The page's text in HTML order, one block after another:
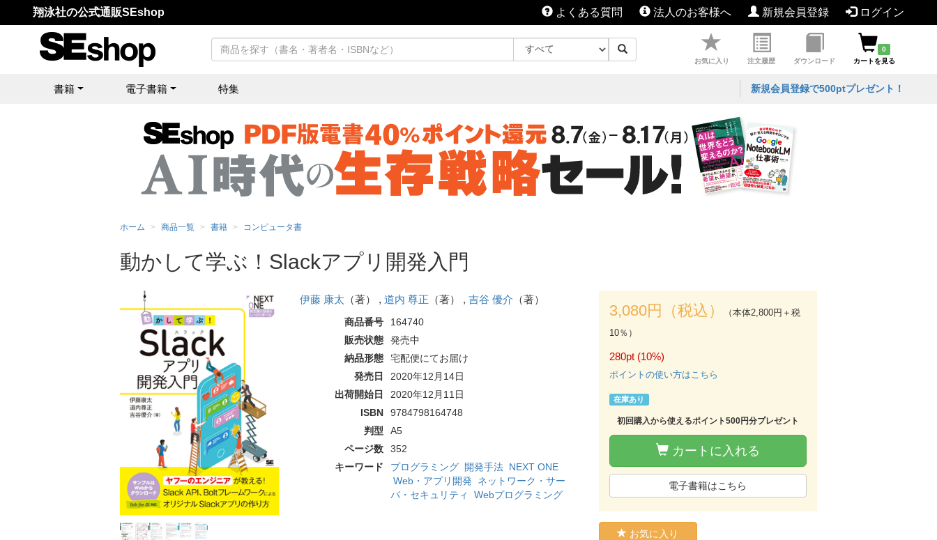
翔泳社の公式通販SEshop よくある質問 法人のお客様へ 新規会員登録 ログイン
お気に入り 注文履歴 ダウンロード
0
カートを見る
書籍 電子書籍 特集 新規会員登録で500ptプレゼント！
ホーム 商品一覧 書籍 コンピュータ書
動かして学ぶ！Slackアプリ開発入門
伊藤 康太 （著） , 道内 尊正 （著） , 吉谷 優介 （著）
商品番号
164740
販売状態
発売中
納品形態
宅配便にてお届け
発売日
2020年12月14日
出荷開始日
2020年12月11日
ISBN
9784798164748
判型
A5
ページ数
352
キーワード
プログラミング 開発手法 NEXT ONE
Web・アプリ開発
ネットワーク・サー
バ・セキュリティ
Webプログラミング
3,080円（税込）
（本体2,800円＋税
10％）
280pt (10%)
ポイントの使い方はこちら
在庫あり
初回購入から使えるポイント500円分プレゼント
カートに入れる
電子書籍はこちら
お気に入り